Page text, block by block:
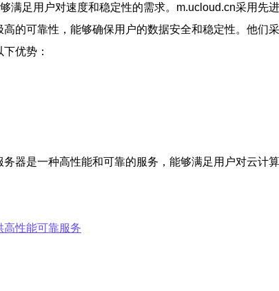
满足用户对速度和稳定性的需求。m.ucloud.cn采用先
的可靠性，能够确保用户的数据安全和稳定性。他们
优势：
器是一种高性能和可靠的服务，能够满足用户对云
高性能可靠服务